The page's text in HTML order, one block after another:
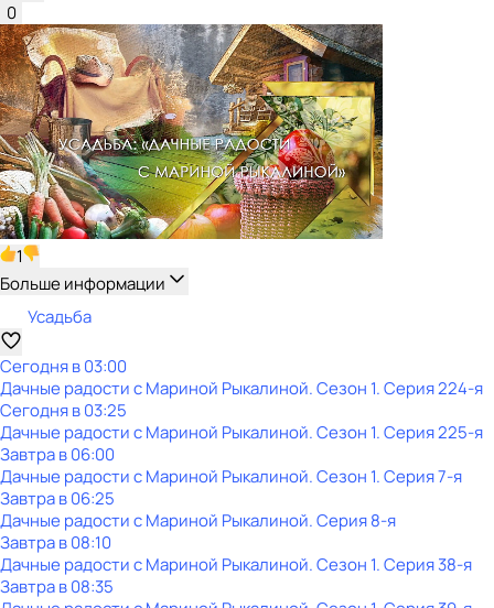
0
1
Больше информации
Усадьба
Сегодня в 03:00
Дачные радости с Мариной Рыкалиной. Сезон 1. Серия 224-я
Сегодня в 03:25
Дачные радости с Мариной Рыкалиной. Сезон 1. Серия 225-я
Завтра в 06:00
Дачные радости с Мариной Рыкалиной. Сезон 1. Серия 7-я
Завтра в 06:25
Дачные радости с Мариной Рыкалиной. Серия 8-я
Завтра в 08:10
Дачные радости с Мариной Рыкалиной. Сезон 1. Серия 38-я
Завтра в 08:35